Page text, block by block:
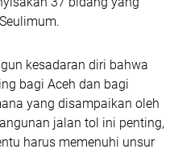
kesadaran diri bahwa
bagi Aceh dan bagi
yang disampaikan oleh
jalan tol ini penting,
harus memenuhi unsur